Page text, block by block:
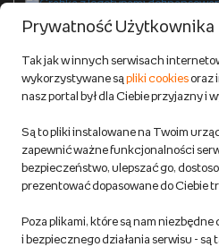
Zwroty
Reklamacje
Regulamin empik.com
Pozostałe Regulaminy Empiku
Polityka prywatności empik.com
Do 100 zł na pierwsze
korzystaj z kodów
Prywatność Użytkownika
Tak jak w innych serwisach
wykorzystywane sąpliki cookiesoraz
nasz portal był dla Ciebie przyjazny i
Są to pliki instalowane na Twoim
zapewnić ważne funkcjonalności
bezpieczeństwo, ulepszać go,
prezentować dopasowane do Ciebie
Poza plikami, które są nam niezbędne
i bezpiecznego działania serwisu -